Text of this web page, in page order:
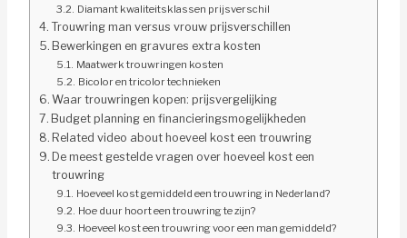
Diamant kwaliteitsklassen prijsverschil
Trouwring man versus vrouw prijsverschillen
Bewerkingen en gravures extra kosten
Maatwerk trouwringen kosten
Bicolor en tricolor technieken
Waar trouwringen kopen: prijsvergelijking
Budget planning en financieringsmogelijkheden
Related video about hoeveel kost een trouwring
De meest gestelde vragen over hoeveel kost een
trouwring
Hoeveel kost gemiddeld een trouwring in Nederland?
Hoe duur hoort een trouwring te zijn?
Hoeveel kost een trouwring voor een man gemiddeld?